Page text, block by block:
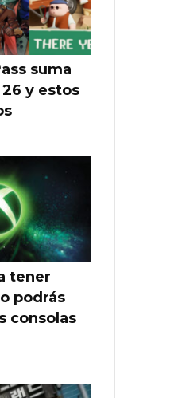
suma
26 y estos
tener
podrás
consolas